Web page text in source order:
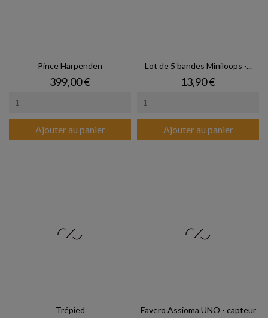
Pince Harpenden
Prix
399,00 €
Ajouter au panier
Lot de 5 bandes Miniloops -...
Prix
13,90 €
Ajouter au panier
Trépied
Favero Assioma UNO - capteur